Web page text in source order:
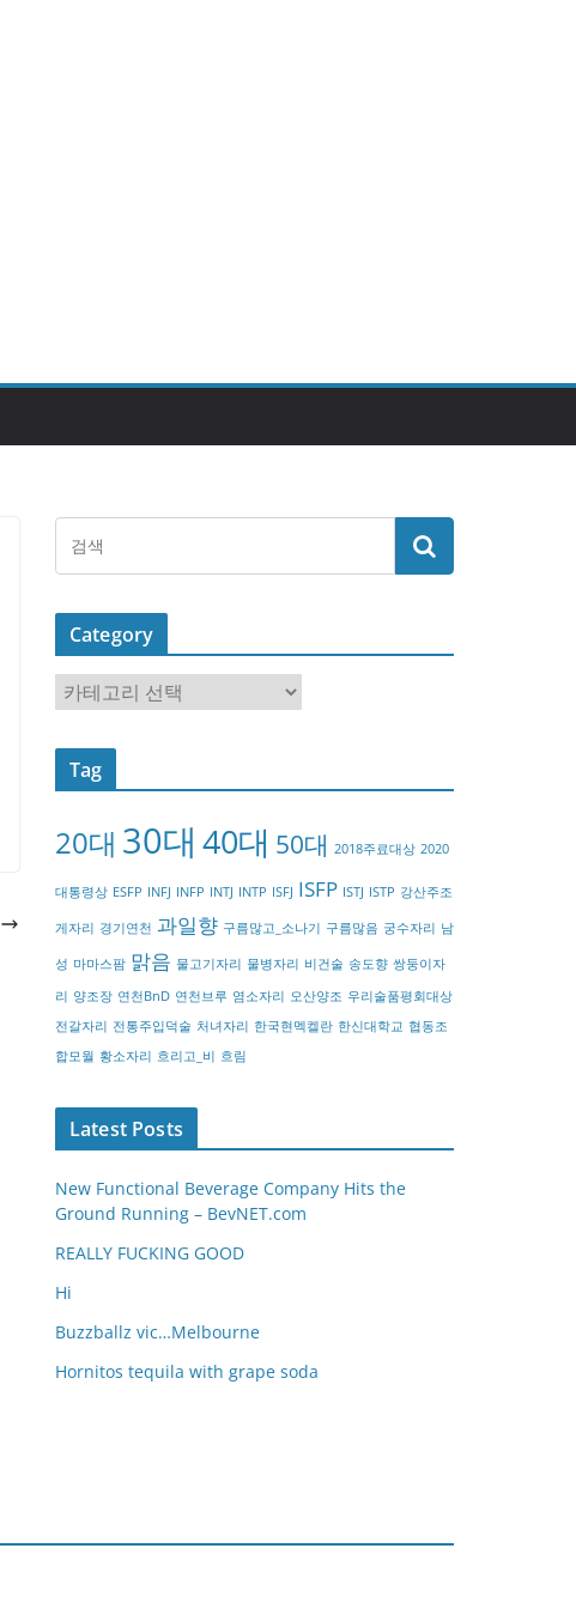
Category
a
t
o
y
Tag
20대 30대 40대 50대 2018주료대상 2020
대통령상 ESFP INFJ INFP INTJ INTP ISFJ ISFP ISTJ ISTP 강산주조
게자리 경기연천 과일향 구름많고_소나기 구름많음 궁수자리 남
성 마마스팜 맑음 물고기자리 물병자리 비건술 송도향 쌍둥이자
리 양조장 연천BnD 연천브루 염소자리 오산양조 우리술품평회대상
전갈자리 전통주입덕술 처녀자리 한국현멕켈란 한신대학교 협동조
합모월 황소자리 흐리고_비 흐림
Latest Posts
New Functional Beverage Company Hits the
Ground Running – BevNET.com
REALLY FUCKING GOOD
Hi
Buzzballz vic…Melbourne
Hornitos tequila with grape soda